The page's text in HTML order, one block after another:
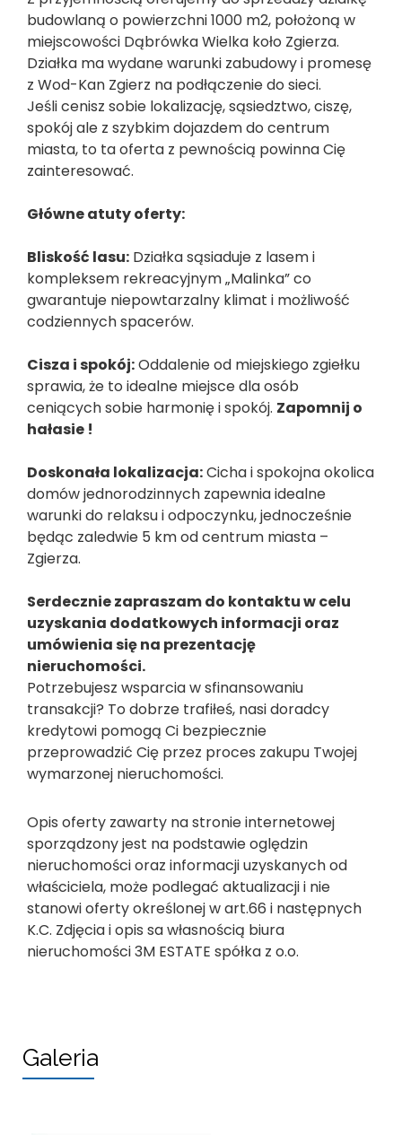
budowlaną o powierzchni 1000 m2, położoną w
miejscowości Dąbrówka Wielka koło Zgierza.
Działka ma wydane warunki zabudowy i promesę
z Wod-Kan Zgierz na podłączenie do sieci.
Jeśli cenisz sobie lokalizację, sąsiedztwo, ciszę,
spokój ale z szybkim dojazdem do centrum
miasta, to ta oferta z pewnością powinna Cię
zainteresować.
Główne atuty oferty:
Bliskość lasu: Działka sąsiaduje z lasem i
kompleksem rekreacyjnym „Malinka” co
gwarantuje niepowtarzalny klimat i możliwość
codziennych spacerów.
Cisza i spokój:Oddalenie od miejskiego zgiełku
sprawia, że to idealne miejsce dla osób
ceniących sobie harmonię i spokój. Zapomnij o
hałasie !
Doskonała lokalizacja:Cicha i spokojna okolica
domów jednorodzinnych zapewnia idealne
warunki do relaksu i odpoczynku, jednocześnie
będąc zaledwie 5 km od centrum miasta –
Zgierza.
Serdecznie zapraszam do kontaktu w celu
uzyskania dodatkowych informacji oraz
umówienia się na prezentację
nieruchomości.
Potrzebujesz wsparcia w sfinansowaniu
transakcji? To dobrze trafiłeś, nasi doradcy
kredytowi pomogą Ci bezpiecznie
przeprowadzić Cię przez proces zakupu Twojej
wymarzonej nieruchomości.
Opis oferty zawarty na stronie internetowej
sporządzony jest na podstawie oględzin
nieruchomości oraz informacji uzyskanych od
właściciela, może podlegać aktualizacji i nie
stanowi oferty określonej w art.66 i następnych
K.C. Zdjęcia i opis sa własnością biura
nieruchomości 3M ESTATE spółka z o.o.
Galeria